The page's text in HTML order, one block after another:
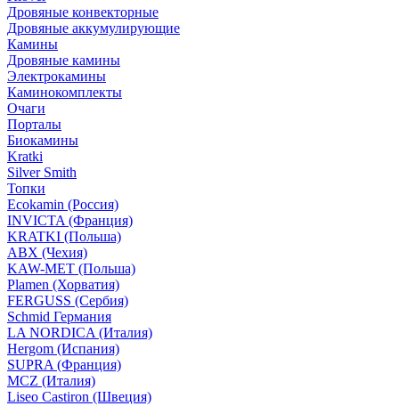
Дровяные конвекторные
Дровяные аккумулирующие
Камины
Дровяные камины
Электрокамины
Каминокомплекты
Очаги
Порталы
Биокамины
Kratki
Silver Smith
Топки
Ecokamin (Россия)
INVICTA (Франция)
KRATKI (Польша)
ABX (Чехия)
KAW-MET (Польша)
Plamen (Хорватия)
FERGUSS (Сербия)
Schmid Германия
LA NORDICA (Италия)
Hergom (Испания)
SUPRA (Франция)
MCZ (Италия)
Liseo Castiron (Швеция)